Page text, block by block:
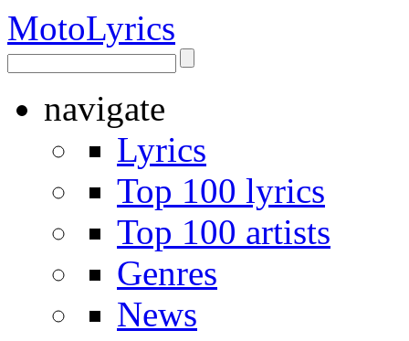
MotoLyrics
navigate
Lyrics
Top 100 lyrics
Top 100 artists
Genres
News